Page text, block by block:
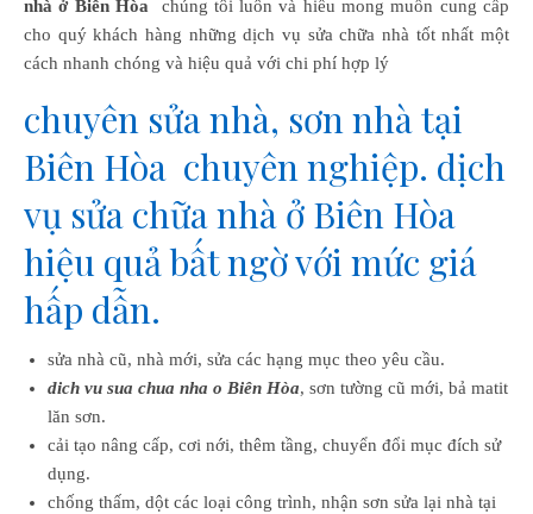
nhà ở Biên Hòa
chúng tôi luôn và hiểu mong muốn cung cấp
cho quý khách hàng những dịch vụ sửa chữa nhà tốt nhất một
cách nhanh chóng và hiệu quả với chi phí hợp lý
chuyên sửa nhà, sơn nhà tại
Biên Hòa chuyên nghiệp. dịch
vụ sửa chữa nhà ở Biên Hòa
hiệu quả bất ngờ với mức giá
hấp dẫn.
sửa nhà cũ, nhà mới, sửa các hạng mục theo yêu cầu.
dich vu sua chua nha o Biên Hòa, sơn tường cũ mới, bả matit
lăn sơn.
cải tạo nâng cấp, cơi nới, thêm tầng, chuyển đổi mục đích sử
dụng.
chống thấm, dột các loại công trình, nhận sơn sửa lại nhà tại